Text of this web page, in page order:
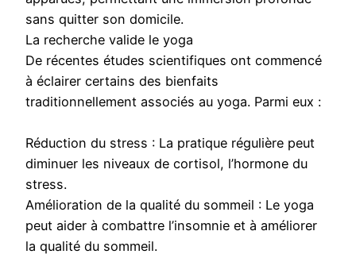
sans quitter son domicile.
La recherche valide le yoga
De récentes études scientifiques ont commencé
à éclairer certains des bienfaits
traditionnellement associés au yoga. Parmi eux :
Réduction du stress : La pratique régulière peut
diminuer les niveaux de cortisol, l’hormone du
stress.
Amélioration de la qualité du sommeil : Le yoga
peut aider à combattre l’insomnie et à améliorer
la qualité du sommeil.